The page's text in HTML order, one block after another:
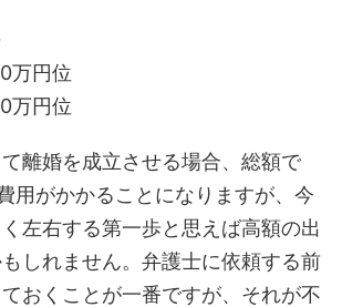
円位
円位
離婚を成立させる場合、総額で
用がかかることになりますが、今
左右する第一歩と思えば高額の出
しれません。弁護士に依頼する前
おくことが一番ですが、それが不